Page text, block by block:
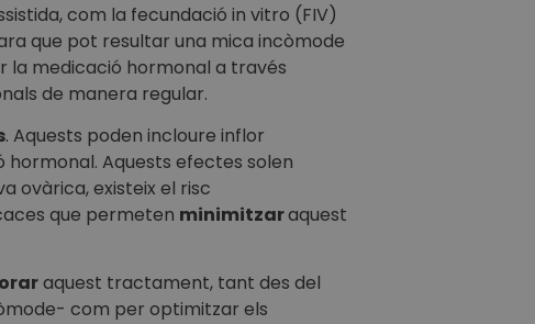
com la fecundació in vitro (FIV)
que pot resultar una mica incòmode
la medicació hormonal a través
de manera regular.
. Aquests poden incloure inflor
hormonal. Aquests efectes solen
ovàrica, existeix el risc
que permeten minimitzaraquest
aquest tractament, tant des del
com per optimitzar els